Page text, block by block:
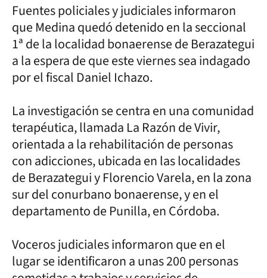
Fuentes policiales y judiciales informaron
que Medina quedó detenido en la seccional
1ª de la localidad bonaerense de Berazategui
a la espera de que este viernes sea indagado
por el fiscal Daniel Ichazo.
La investigación se centra en una comunidad
terapéutica, llamada La Razón de Vivir,
orientada a la rehabilitación de personas
con adicciones, ubicada en las localidades
de Berazategui y Florencio Varela, en la zona
sur del conurbano bonaerense, y en el
departamento de Punilla, en Córdoba.
Voceros judiciales informaron que en el
lugar se identificaron a unas 200 personas